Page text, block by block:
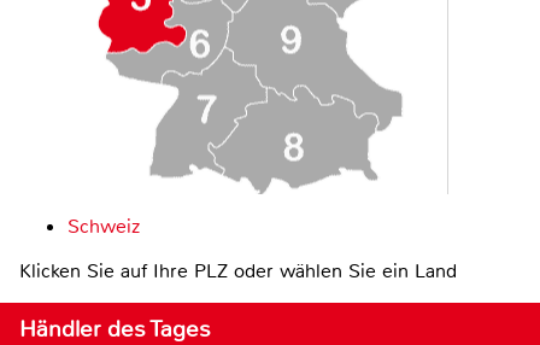
Schweiz
Klicken Sie auf Ihre PLZ oder wählen Sie ein Land
Händler des Tages